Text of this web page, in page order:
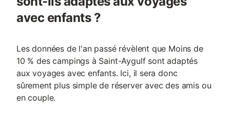
avec enfants ?
Les données de l'an passé révèlent que Moins de
10 % des campings à Saint-Aygulf sont adaptés
aux voyages avec enfants. Ici, il sera donc
sûrement plus simple de réserver avec des amis ou
en couple.